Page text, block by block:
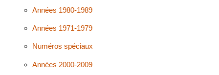
Années 1980-1989
Années 1971-1979
Numéros spéciaux
Années 2000-2009